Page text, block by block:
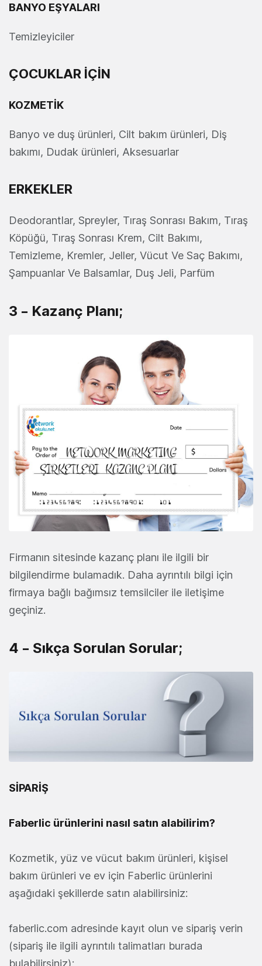
BANYO EŞYALARI
Temizleyiciler
ÇOCUKLAR İÇİN
KOZMETİK
Banyo ve duş ürünleri, Cilt bakım ürünleri, Diş
bakımı, Dudak ürünleri, Aksesuarlar
ERKEKLER
Deodorantlar, Spreyler, Tıraş Sonrası Bakım, Tıraş
Köpüğü, Tıraş Sonrası Krem, Cilt Bakımı,
Temizleme, Kremler, Jeller, Vücut Ve Saç Bakımı,
Şampuanlar Ve Balsamlar, Duş Jeli, Parfüm
3 – Kazanç Planı;
Firmanın sitesinde kazanç planı ile ilgili bir
bilgilendirme bulamadık. Daha ayrıntılı bilgi için
firmaya bağlı bağımsız temsilciler ile iletişime
geçiniz.
4 – Sıkça Sorulan Sorular;
SİPARİŞ
Faberlic ürünlerini nasıl satın alabilirim?
Kozmetik, yüz ve vücut bakım ürünleri, kişisel
bakım ürünleri ve ev için Faberlic ürünlerini
aşağıdaki şekillerde satın alabilirsiniz:
faberlic.com adresinde kayıt olun ve sipariş verin
(sipariş ile ilgili ayrıntılı talimatları burada
bulabilirsiniz);